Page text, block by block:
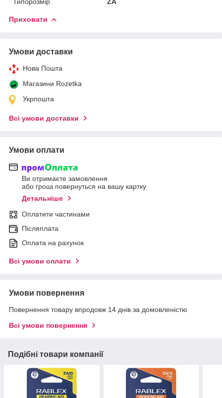
Приховати
Умови доставки
Нова Пошта
Магазини Rozetka
Укрпошта
Всі умови доставки
Умови оплати
Ви отримаєте замовлення
або гроші повернуться на вашу картку
Детальніше
Оплатити частинами
Післяплата
Оплата на рахунок
Всі умови оплати
Умови повернення
Повернення товару впродовж 14 днів за домовленістю
Всі умови повернення
Подібні товари компанії